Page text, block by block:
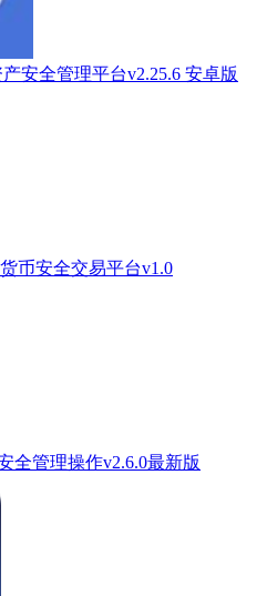
安全管理平台v2.25.6 安卓版
币安全交易平台v1.0
全管理操作v2.6.0最新版